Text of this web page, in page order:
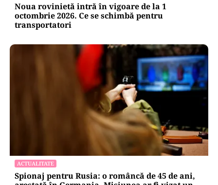
Noua rovinietă intră în vigoare de la 1
octombrie 2026. Ce se schimbă pentru
transportatori
ACTUALITATE
Spionaj pentru Rusia: o româncă de 45 de ani,